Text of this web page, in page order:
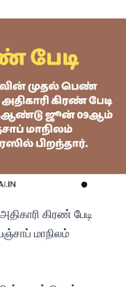
கிரண் பேடி
மாநிலம்